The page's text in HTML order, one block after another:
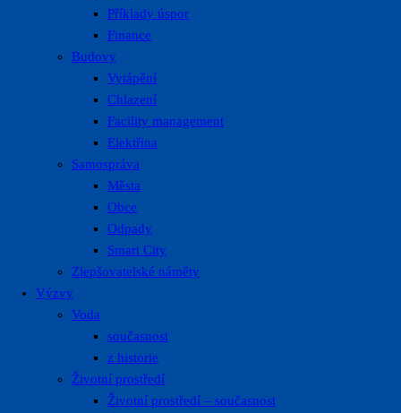
Příklady úspor
Finance
Budovy
Vytápění
Chlazení
Facility management
Elektřina
Samospráva
Města
Obce
Odpady
Smart City
Zlepšovatelské náměty
Výzvy
Voda
současnost
z historie
Životní prostředí
Životní prostředí – současnost